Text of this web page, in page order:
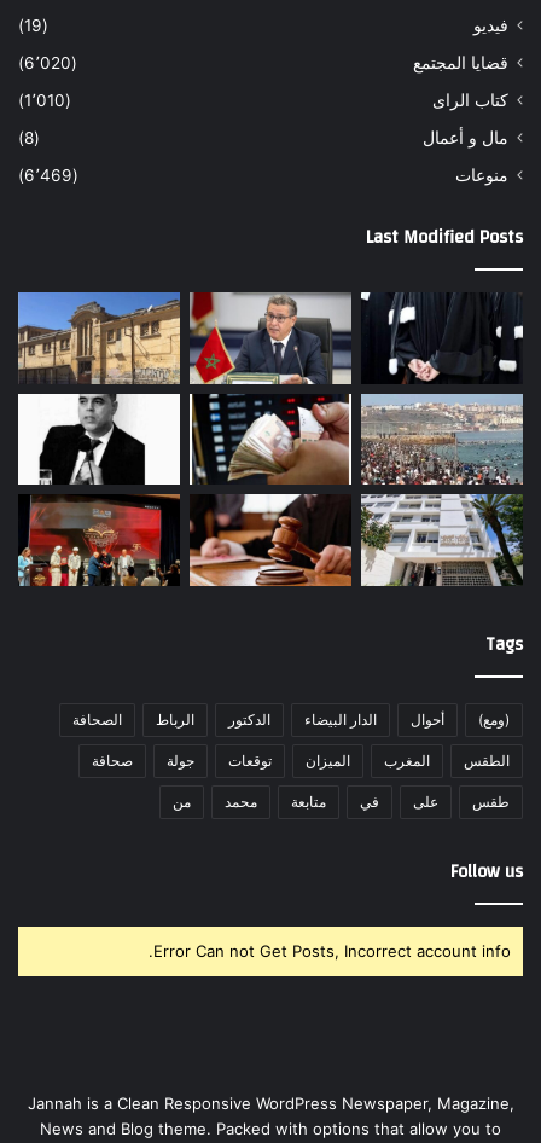
فيديو
(19)
قضايا المجتمع
(6٬020)
كتاب الراى
(1٬010)
مال و أعمال
(8)
منوعات
(6٬469)
Last Modified Posts
Tags
(ومع) أحوال الدار البيضاء الدكتور الرباط الصحافة
الطقس المغرب الميزان توقعات جولة صحافة
طقس على في متابعة محمد من
Follow us
Error Can not Get Posts, Incorrect account info.
Jannah is a Clean Responsive WordPress Newspaper, Magazine,
News and Blog theme. Packed with options that allow you to